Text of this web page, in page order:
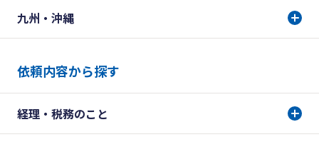
九州・沖縄
依頼内容から探す
経理・税務のこと